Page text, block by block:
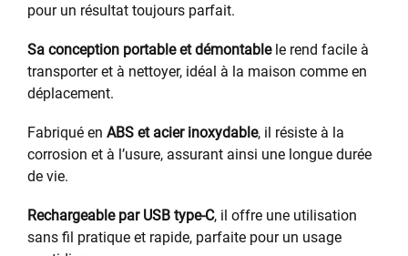
pour un résultat toujours parfait.
Sa conception portable et démontablele rend facile à
transporter et à nettoyer, idéal à la maison comme en
déplacement.
Fabriqué en ABS et acier inoxydable, il résiste à la
corrosion et à l’usure, assurant ainsi une longue durée
de vie.
Rechargeable par USB type-C, il offre une utilisation
sans fil pratique et rapide, parfaite pour un usage